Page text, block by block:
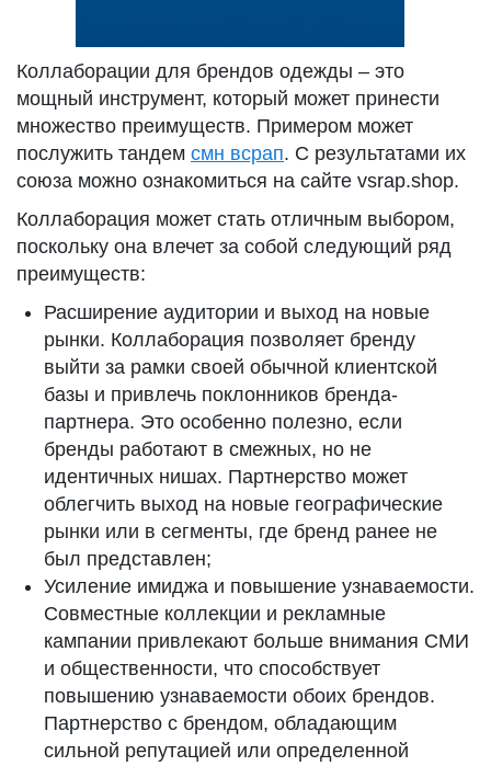
Коллаборации для брендов одежды – это
мощный инструмент, который может принести
множество преимуществ. Примером может
послужить тандем смн всрап. С результатами их
союза можно ознакомиться на сайте vsrap.shop.
Коллаборация может стать отличным выбором,
поскольку она влечет за собой следующий ряд
преимуществ:
Расширение аудитории и выход на новые
рынки. Коллаборация позволяет бренду
выйти за рамки своей обычной клиентской
базы и привлечь поклонников бренда-
партнера. Это особенно полезно, если
бренды работают в смежных, но не
идентичных нишах. Партнерство может
облегчить выход на новые географические
рынки или в сегменты, где бренд ранее не
был представлен;
Усиление имиджа и повышение узнаваемости.
Совместные коллекции и рекламные
кампании привлекают больше внимания СМИ
и общественности, что способствует
повышению узнаваемости обоих брендов.
Партнерство с брендом, обладающим
сильной репутацией или определенной